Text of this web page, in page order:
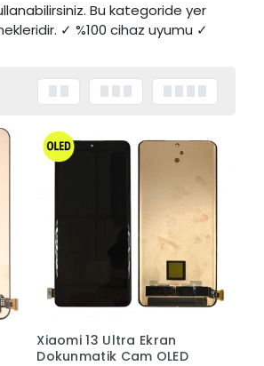
Bu kategoride yer
✓ %100 cihaz uyumu ✓
Xiaomi 13 Ultra Ekran
Dokunmatik Cam OLED